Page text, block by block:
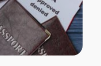
نام
و
نام
خانوادگی